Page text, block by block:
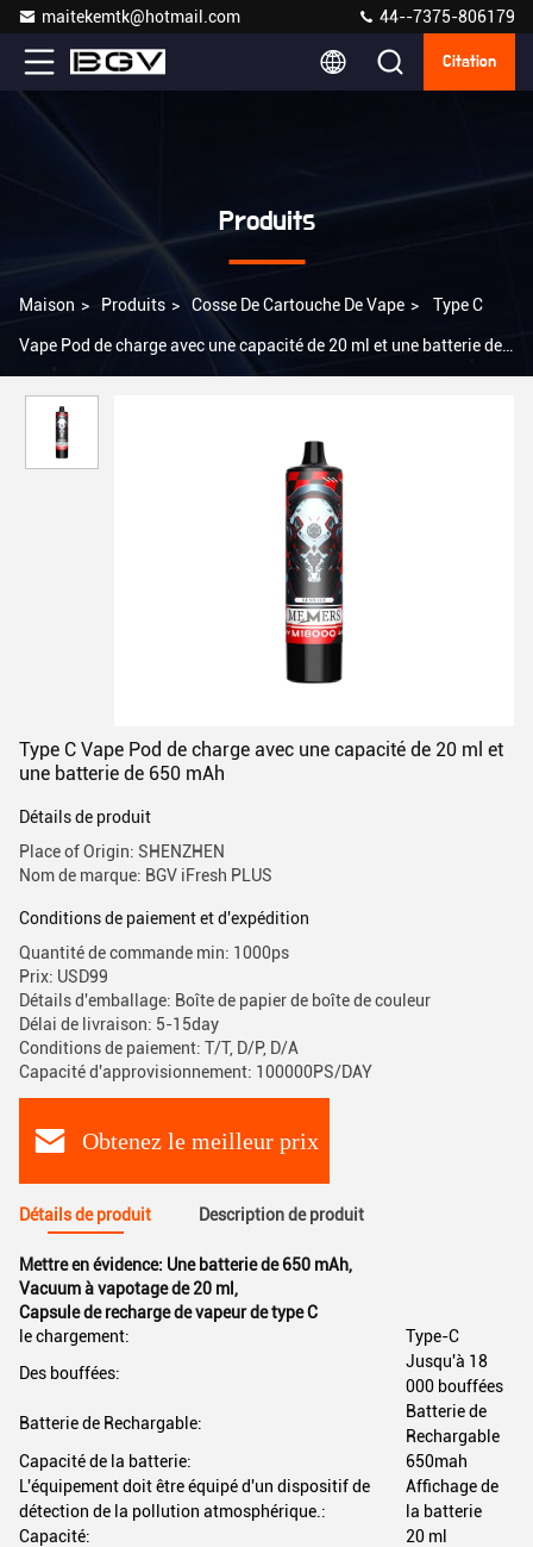
maitekemtk@hotmail.com 44--7375-806179
Citation
Produits
Maison > Produits > Cosse De Cartouche De Vape > Type C
Vape Pod de charge avec une capacité de 20 ml et une batterie de
Type C Vape Pod de charge avec une capacité de 20 ml et
une batterie de 650 mAh
Détails de produit
Place of Origin: SHENZHEN
Nom de marque: BGV iFresh PLUS
Conditions de paiement et d'expédition
Quantité de commande min: 1000ps
Prix: USD99
Détails d'emballage: Boîte de papier de boîte de couleur
Délai de livraison: 5-15day
Conditions de paiement: T/T, D/P, D/A
Capacité d'approvisionnement: 100000PS/DAY
Obtenez le meilleur prix
Détails de produit Description de produit
Mettre en évidence: Une batterie de 650 mAh,
Vacuum à vapotage de 20 ml ,
Capsule de recharge de vapeur de type C
le chargement:
Type-C
Des bouffées:
Jusqu'à 18
000 bouffées
Batterie de Rechargable:
Batterie de
Rechargable
Capacité de la batterie:
650mah
L'équipement doit être équipé d'un dispositif de
détection de la pollution atmosphérique.:
Affichage de
la batterie
Capacité:
20 ml